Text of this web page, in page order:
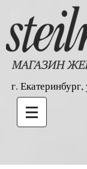
г.